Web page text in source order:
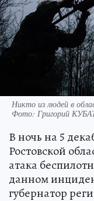
Никто из людей в
Фото: Григорий
В ночь на 5
Ростовской
атака
данном
губернатор